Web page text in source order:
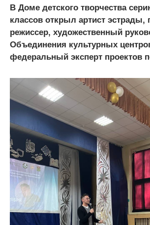
В Доме детского творчества
классов открыл артист эстрады,
режиссер, художественный
Объединения культурных
федеральный эксперт проектов